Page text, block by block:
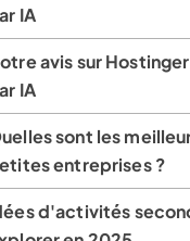
IA
avis sur
IA
sont les
entreprises ?
d'activités